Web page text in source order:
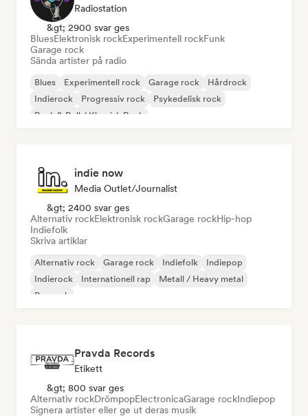
Radiostation
&gt; 2900 svar ges
BluesElektronisk rockExperimentell rockFunk
Garage rock
Sända artister på radio
Blues Experimentell rock Garage rock
Hårdrock
Indierock
Progressiv rock
Psykedelisk rock
Rock & Roll / Klassisk Rock
indie now
Media Outlet/Journalist
&gt; 2400 svar ges
Alternativ rockElektronisk rockGarage rockHip-hop
Indiefolk
Skriva artiklar
Alternativ rock Garage rock Indiefolk
Indiepop
Indierock
Internationell rap
Metall / Heavy metal
Poprock
Pravda Records
Etikett
&gt; 800 svar ges
Alternativ rockDrömpopElectronicaGarage rockIndiepop
Signera artister eller ge ut deras musik